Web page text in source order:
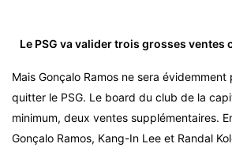
Le PSG va valider trois grosses ventes
Mais Gonçalo Ramos ne sera évidemment
quitter le PSG. Le board du club de la
minimum, deux ventes supplémentaires.
Gonçalo Ramos, Kang-In Lee et Randal